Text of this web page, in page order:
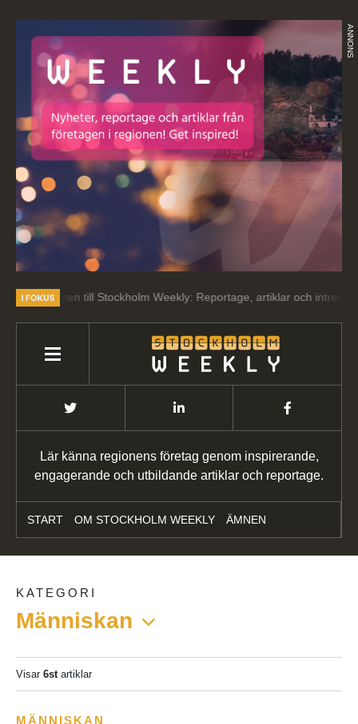
ANNONS
Stockholm Weekly: Reportage, artiklar och intressant läsning om
Lär känna regionens företag genom inspirerande,
engagerande och utbildande artiklar och reportage.
START OM STOCKHOLM WEEKLY ÄMNEN
KATEGORI
Människan
Visar 6startiklar
MÄNNISKAN